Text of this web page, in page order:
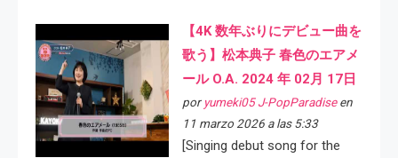
【4K 数年ぶりにデビュー曲を
歌う】松本典子 春色のエアメ
ール O.A. 2024 年 02月 17日
por yumeki05 J-PopParadiseen
11 marzo 2026 a las 5:33
[Singing debut song for the